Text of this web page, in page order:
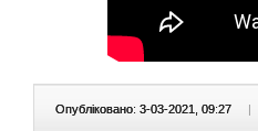
Опубліковано: 3-03-2021, 09:27 |